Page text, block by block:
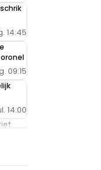
14:45
09:15
14:00
met